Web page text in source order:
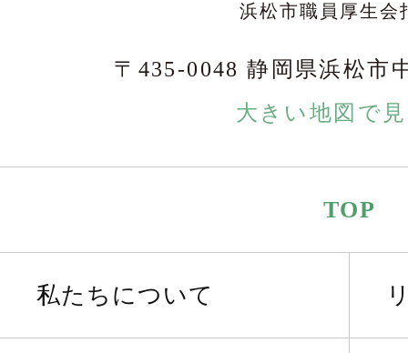
浜松市職員厚生会
〒435-0048 静岡県浜松市
大きい地図で
TOP
私たちについて